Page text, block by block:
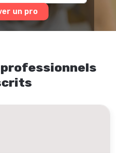
un pro